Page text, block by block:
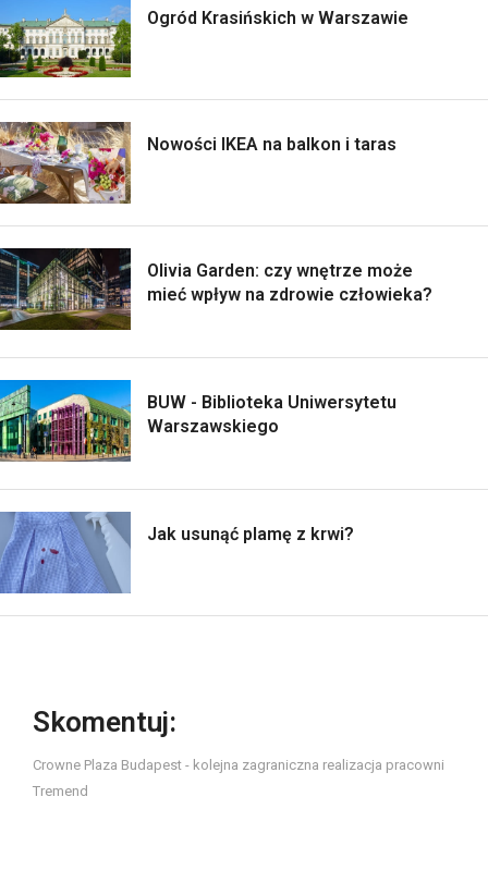
Ogród Krasińskich w Warszawie
Nowości IKEA na balkon i taras
Olivia Garden: czy wnętrze może
mieć wpływ na zdrowie człowieka?
BUW - Biblioteka Uniwersytetu
Warszawskiego
Jak usunąć plamę z krwi?
Skomentuj:
Crowne Plaza Budapest - kolejna zagraniczna realizacja pracowni
Tremend